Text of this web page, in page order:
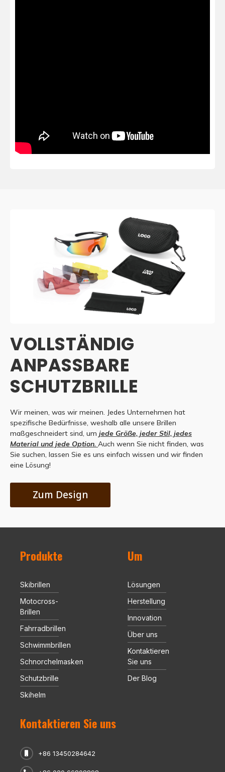
VOLLSTÄNDIG
ANPASSBARE
SCHUTZBRILLE
Wir meinen, was wir meinen. Jedes Unternehmen hat
spezifische Bedürfnisse, weshalb alle unsere Brillen
maßgeschneidert sind, um jede Größe, jeder Stil, jedes
Material und jede Option. Auch wenn Sie nicht finden, was
Sie suchen, lassen Sie es uns einfach wissen und wir finden
eine Lösung!
Zum Design
Produkte
Skibrillen
Motocross-
Brillen
Fahrradbrillen
Schwimmbrillen
Schnorchelmasken
Schutzbrille
Skihelm
Um
Lösungen
Herstellung
Innovation
Über uns
Kontaktieren
Sie uns
Der Blog
Kontaktieren Sie uns
+86 13450284642